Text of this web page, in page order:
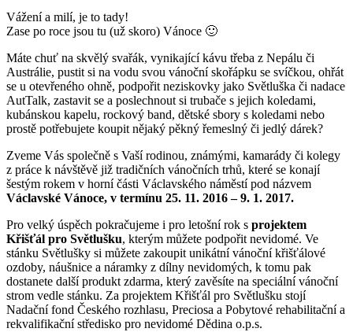
Vážení a milí, je to tady!
Zase po roce jsou tu (už skoro) Vánoce 🙂
Máte chuť na skvělý svařák, vynikající kávu třeba z Nepálu či
Austrálie, pustit si na vodu svou vánoční skořápku se svíčkou, ohřát
se u otevřeného ohně, podpořit neziskovky jako Světluška či nadace
AutTalk, zastavit se a poslechnout si trubače s jejich koledami,
kubánskou kapelu, rockový band, dětské sbory s koledami nebo
prostě potřebujete koupit nějaký pěkný řemeslný či jedlý dárek?
Zveme Vás společně s Vaší rodinou, známými, kamarády či kolegy
z práce k návštěvě již tradičních vánočních trhů, které se konají
šestým rokem v horní části Václavského náměstí pod názvem
Václavské Vánoce, v termínu 25. 11. 2016 – 9. 1. 2017.
Pro velký úspěch pokračujeme i pro letošní rok s projektem
Křišťál pro Světlušku, kterým můžete podpořit nevidomé. Ve
stánku Světlušky si můžete zakoupit unikátní vánoční křišťálové
ozdoby, náušnice a náramky z dílny nevidomých, k tomu pak
dostanete další produkt zdarma, který zavěsíte na speciální vánoční
strom vedle stánku. Za projektem Křišťál pro Světlušku stojí
Nadační fond Českého rozhlasu, Preciosa a Pobytové rehabilitační a
rekvalifikační středisko pro nevidomé Dědina o.p.s.